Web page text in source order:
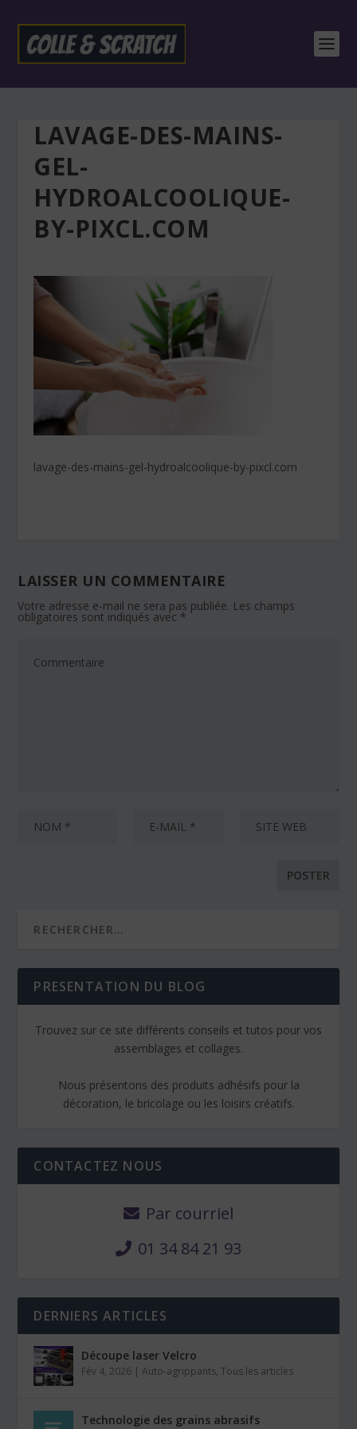
LAVAGE-DES-MAINS-
GEL-
HYDROALCOOLIQUE-
BY-PIXCL.COM
lavage-des-mains-gel-hydroalcoolique-by-pixcl.com
LAISSER UN COMMENTAIRE
Votre adresse e-mail ne sera pas publiée. Les champs
obligatoires sont indiqués avec *
PRESENTATION DU BLOG
Trouvez sur ce site différents conseils et tutos pour vos
assemblages et collages.
Nous présentons des produits adhésifs pour la
décoration, le bricolage ou les loisirs créatifs.
CONTACTEZ NOUS
Par courriel
01 34 84 21 93
DERNIERS ARTICLES
Découpe laser Velcro
Fév 4, 2026 |Auto-agrippants,Tous les articles
Technologie des grains abrasifs